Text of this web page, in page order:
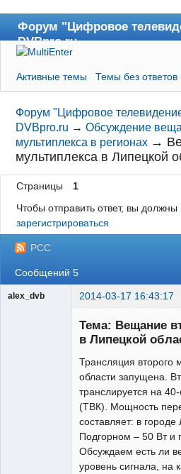
Форум "Цифровое
DVBpro.ru
Форум
Сайт DVBpro.ru
Поиск
Регистрация
Вход
Активные темы Темы без ответов
Форум "Цифровое
DVBpro.ru →Обсуждение
мультиплекса в регионах →
мультиплекса в Липецкой
Страницы
1
Чтобы отправить ответ, вы должны
зарегистрироваться
РСС
Сообщений 5
alex_dvb 2014-03-17 16:43:17
Тема: Вещание
в Липецкой
Трансляция второго
области запущена.
транслируется на
(ТВК). Мощность
составляет: в
Подгорном – 50 Вт и
Обсуждаем есть ли
уровень сигнала, на